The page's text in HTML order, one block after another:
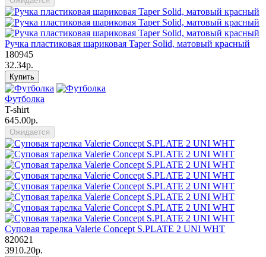
Ручка пластиковая шариковая Taper Solid, матовый красный
180945
32.34р.
Купить
Футболка
T-shirt
645.00р.
Ожидается
Суповая тарелка Valerie Concept S.PLATE 2 UNI WHT
820621
3910.20р.